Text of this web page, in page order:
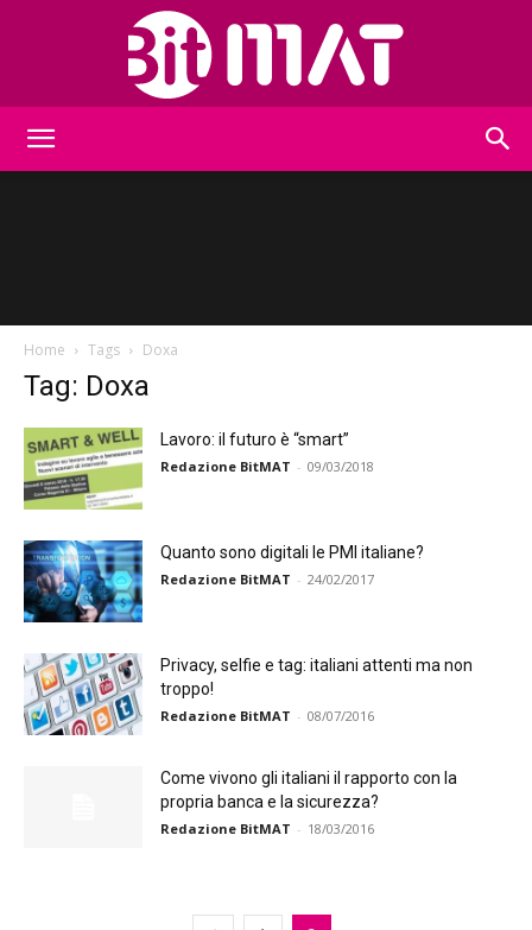
Home Tags Doxa
Tag: Doxa
Lavoro: il futuro è “smart”
Redazione BitMAT - 09/03/2018
Quanto sono digitali le PMI italiane?
Redazione BitMAT - 24/02/2017
Privacy, selfie e tag: italiani attenti ma non
troppo!
Redazione BitMAT - 08/07/2016
Come vivono gli italiani il rapporto con la
propria banca e la sicurezza?
Redazione BitMAT - 18/03/2016